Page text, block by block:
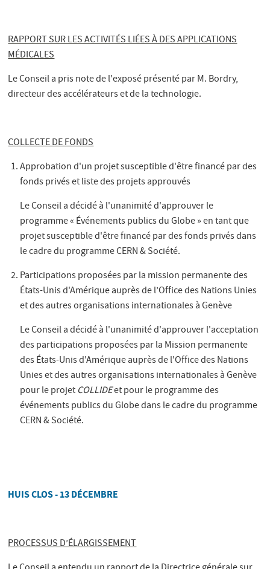
RAPPORT SUR LES ACTIVITÉS LIÉES À DES APPLICATIONS
MÉDICALES
Le Conseil a pris note de l'exposé présenté par M. Bordry,
directeur des accélérateurs et de la technologie.
COLLECTE DE FONDS
Approbation d'un projet susceptible d'être financé par des
fonds privés et liste des projets approuvés
Le Conseil a décidé à l'unanimité d'approuver le
programme « Événements publics du Globe » en tant que
projet susceptible d'être financé par des fonds privés dans
le cadre du programme CERN & Société.
Participations proposées par la mission permanente des
États-Unis d'Amérique auprès de l’Office des Nations Unies
et des autres organisations internationales à Genève
Le Conseil a décidé à l'unanimité d'approuver l'acceptation
des participations proposées par la Mission permanente
des États-Unis d'Amérique auprès de l'Office des Nations
Unies et des autres organisations internationales à Genève
pour le projet COLLIDEet pour le programme des
événements publics du Globe dans le cadre du programme
CERN & Société.
HUIS CLOS - 13 DÉCEMBRE
PROCESSUS D’ÉLARGISSEMENT